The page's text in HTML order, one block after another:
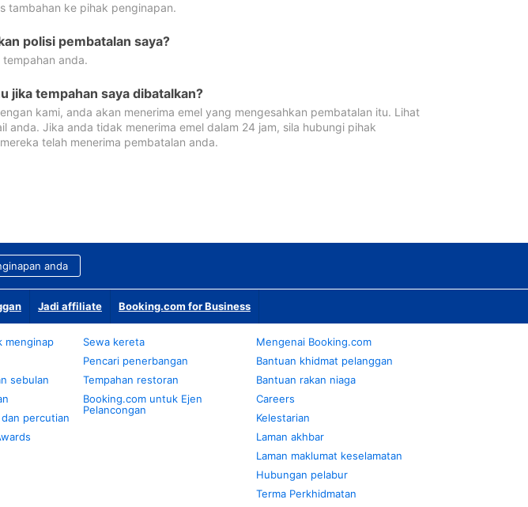
tambahan ke pihak penginapan.
polisi pembatalan saya?
anda.
jika tempahan saya dibatalkan?
kami, anda akan menerima emel yang mengesahkan pembatalan itu. Lihat
anda. Jika anda tidak menerima emel dalam 24 jam, sila hubungi pihak
telah menerima pembatalan anda.
anda
Jadi affiliate Booking.com for Business
menginap
sebulan
percutian
Sewa kereta
Pencari penerbangan
Tempahan restoran
Booking.com untuk Ejen
Pelancongan
Mengenai Booking.com
Bantuan khidmat pelanggan
Bantuan rakan niaga
Careers
Kelestarian
Laman akhbar
Laman maklumat keselamatan
Hubungan pelabur
Terma Perkhidmatan